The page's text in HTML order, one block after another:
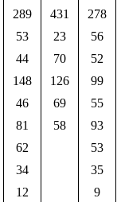
289 431
278
53 23
56
44 70
52
148 126
99
46 69
55
81 58
93
62
53
34
35
12 9